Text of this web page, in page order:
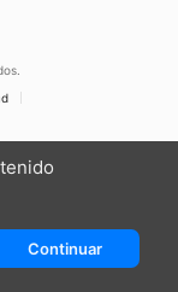
Continuar